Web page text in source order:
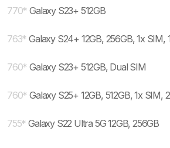
770* Galaxy S23+ 512GB
763* Galaxy S24+ 12GB, 256GB, 1x SIM,
760* Galaxy S23+ 512GB, Dual SIM
760* Galaxy S25+ 12GB, 512GB, 1x SIM,
755* Galaxy S22 Ultra 5G 12GB, 256GB